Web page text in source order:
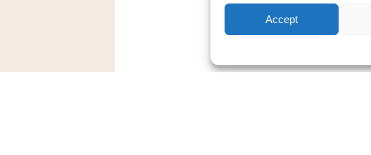
Accept